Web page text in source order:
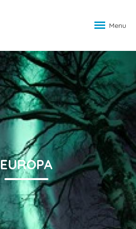
Menu
EUROPA